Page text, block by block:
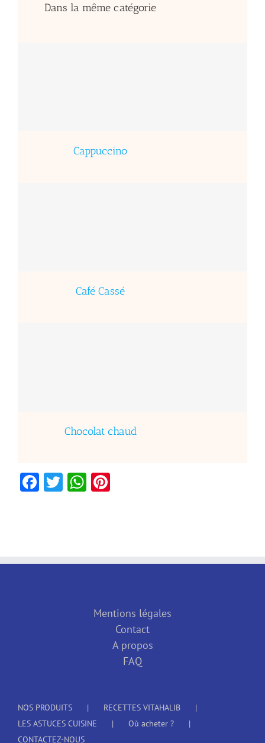
Dans la même catégorie
Cappuccino
Café Cassé
Chocolat chaud
Facebook
TwitterWhatsApp
Mentions légales
Contact
A propos
FAQ
NOS PRODUITS
RECETTES VITAHALIB
LES ASTUCES CUISINE
Où acheter ?
CONTACTEZ-NOUS